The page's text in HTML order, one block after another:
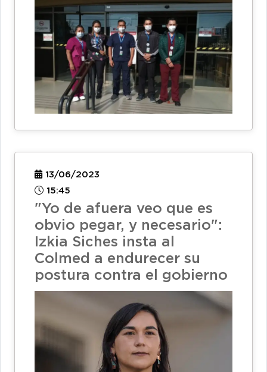
13/06/2023
15:45
"Yo de afuera veo que es
obvio pegar, y necesario":
Izkia Siches insta al
Colmed a endurecer su
postura contra el gobierno